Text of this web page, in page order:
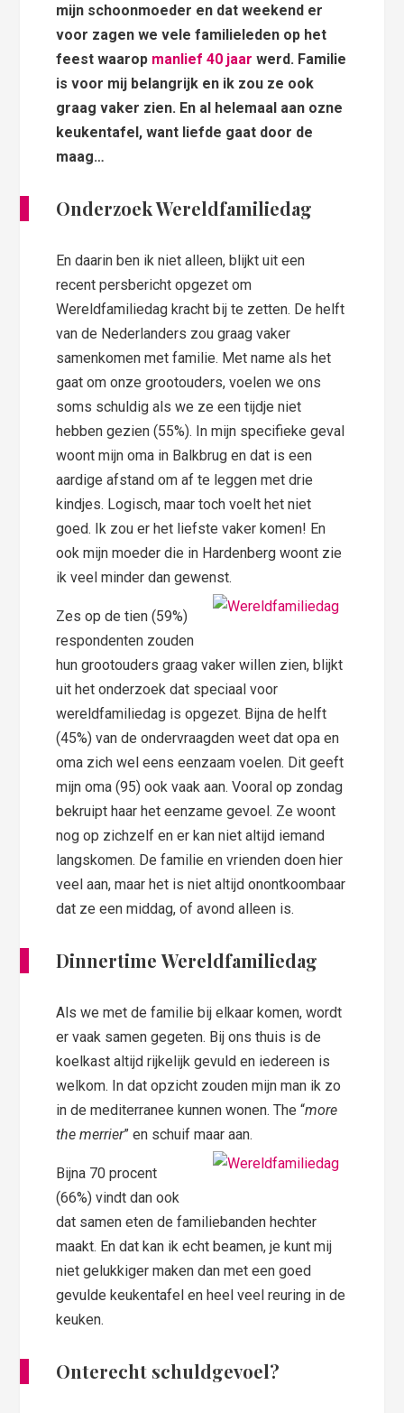
mijn schoonmoeder en dat weekend er
voor zagen we vele familieleden op het
feest waarop manlief 40 jaar werd. Familie
is voor mij belangrijk en ik zou ze ook
graag vaker zien. En al helemaal aan ozne
keukentafel, want liefde gaat door de
maag…
Onderzoek Wereldfamiliedag
En daarin ben ik niet alleen, blijkt uit een
recent persbericht opgezet om
Wereldfamiliedag kracht bij te zetten. De helft
van de Nederlanders zou graag vaker
samenkomen met familie. Met name als het
gaat om onze grootouders, voelen we ons
soms schuldig als we ze een tijdje niet
hebben gezien (55%). In mijn specifieke geval
woont mijn oma in Balkbrug en dat is een
aardige afstand om af te leggen met drie
kindjes. Logisch, maar toch voelt het niet
goed. Ik zou er het liefste vaker komen! En
ook mijn moeder die in Hardenberg woont zie
ik veel minder dan gewenst.
Zes op de tien (59%)
respondenten zouden
hun grootouders graag vaker willen zien, blijkt
uit het onderzoek dat speciaal voor
wereldfamiliedag is opgezet. Bijna de helft
(45%) van de ondervraagden weet dat opa en
oma zich wel eens eenzaam voelen. Dit geeft
mijn oma (95) ook vaak aan. Vooral op zondag
bekruipt haar het eenzame gevoel. Ze woont
nog op zichzelf en er kan niet altijd iemand
langskomen. De familie en vrienden doen hier
veel aan, maar het is niet altijd onontkoombaar
dat ze een middag, of avond alleen is.
Dinnertime Wereldfamiliedag
Als we met de familie bij elkaar komen, wordt
er vaak samen gegeten. Bij ons thuis is de
koelkast altijd rijkelijk gevuld en iedereen is
welkom. In dat opzicht zouden mijn man ik zo
in de mediterranee kunnen wonen. The “more
the merrier” en schuif maar aan.
Bijna 70 procent
(66%) vindt dan ook
dat samen eten de familiebanden hechter
maakt. En dat kan ik echt beamen, je kunt mij
niet gelukkiger maken dan met een goed
gevulde keukentafel en heel veel reuring in de
keuken.
Onterecht schuldgevoel?